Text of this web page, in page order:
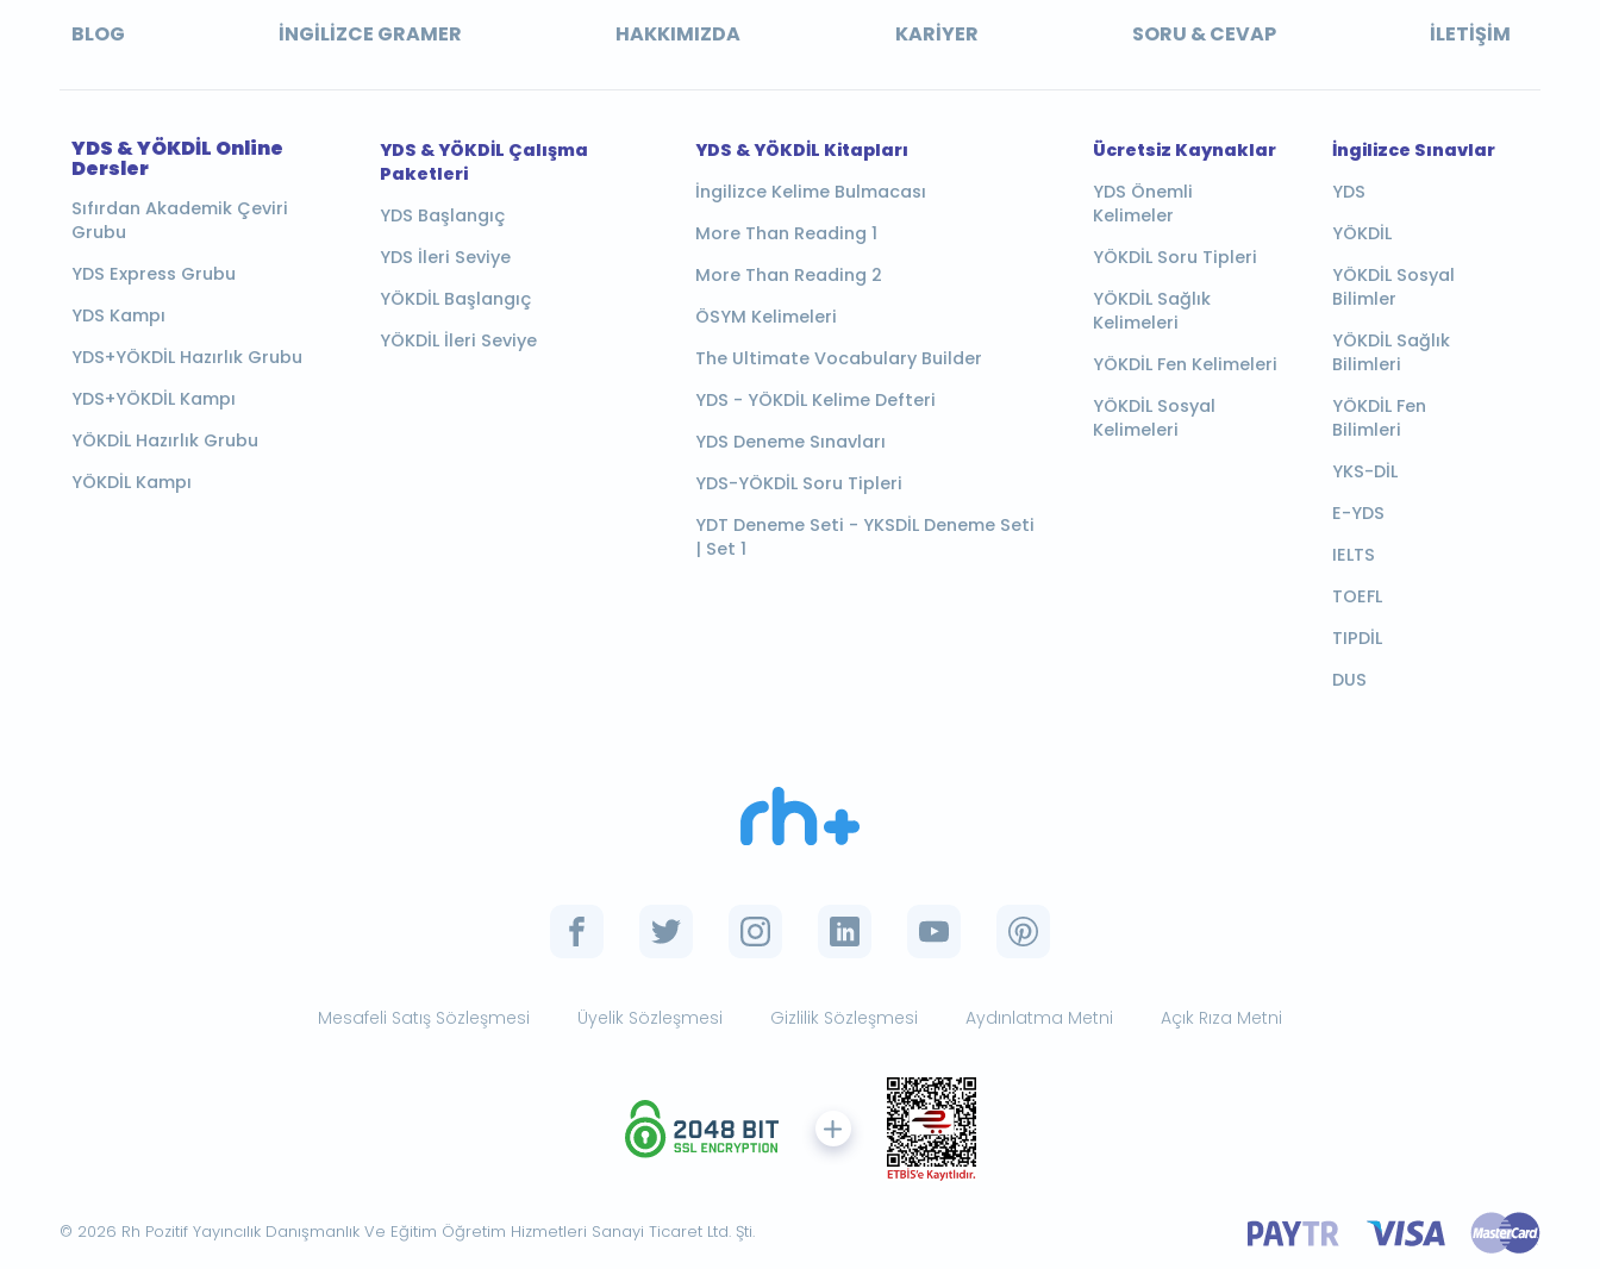
BLOG İNGILIZCE GRAMER HAKKIMIZDA KARIYER SORU & CEVAP İLETIŞIM
YDS & YÖKDİL Online
Dersler
Sıfırdan Akademik Çeviri
Grubu
YDS Express Grubu
YDS Kampı
YDS+YÖKDİL Hazırlık Grubu
YDS+YÖKDİL Kampı
YÖKDİL Hazırlık Grubu
YÖKDİL Kampı
YDS & YÖKDİL Çalışma
Paketleri
YDS Başlangıç
YDS İleri Seviye
YÖKDİL Başlangıç
YÖKDİL İleri Seviye
YDS & YÖKDİL Kitapları
İngilizce Kelime Bulmacası
More Than Reading 1
More Than Reading 2
ÖSYM Kelimeleri
The Ultimate Vocabulary Builder
YDS - YÖKDİL Kelime Defteri
YDS Deneme Sınavları
YDS-YÖKDİL Soru Tipleri
YDT Deneme Seti - YKSDİL Deneme Seti
| Set 1
Ücretsiz Kaynaklar
YDS Önemli
Kelimeler
YÖKDİL Soru Tipleri
YÖKDİL Sağlık
Kelimeleri
YÖKDİL Fen Kelimeleri
YÖKDİL Sosyal
Kelimeleri
İngilizce Sınavlar
YDS
YÖKDİL
YÖKDİL Sosyal
Bilimler
YÖKDİL Sağlık
Bilimleri
YÖKDİL Fen
Bilimleri
YKS-DİL
E-YDS
IELTS
TOEFL
TIPDİL
DUS
Mesafeli Satış Sözleşmesi Üyelik Sözleşmesi Gizlilik Sözleşmesi Aydınlatma Metni Açık Rıza Metni
© 2026 Rh Pozitif Yayıncılık Danışmanlık Ve Eğitim Öğretim Hizmetleri Sanayi Ticaret Ltd. Şti.